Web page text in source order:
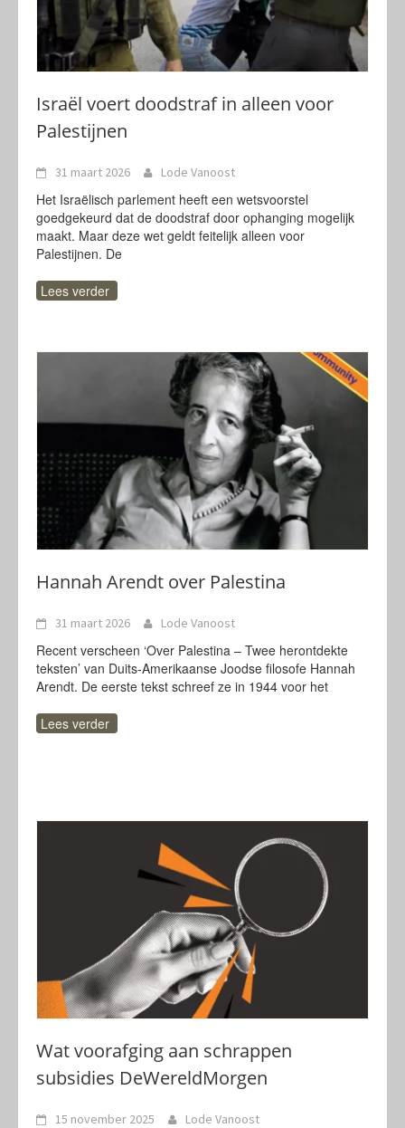
Israël voert doodstraf in alleen voor
Palestijnen
31 maart 2026 Lode Vanoost
Het Israëlisch parlement heeft een wetsvoorstel
goedgekeurd dat de doodstraf door ophanging mogelijk
maakt. Maar deze wet geldt feitelijk alleen voor
Palestijnen. De
Lees verder
Hannah Arendt over Palestina
31 maart 2026 Lode Vanoost
Recent verscheen ‘Over Palestina – Twee herontdekte
teksten’ van Duits-Amerikaanse Joodse filosofe Hannah
Arendt. De eerste tekst schreef ze in 1944 voor het
Lees verder
Wat voorafging aan schrappen
subsidies DeWereldMorgen
15 november 2025 Lode Vanoost